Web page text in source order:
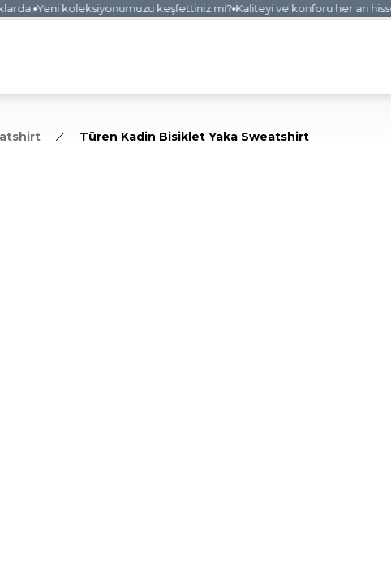
Yeni koleksiyonumuzu keşfettiniz mi? Kaliteyi ve konforu her an hisset.
Türen Kadin Bisiklet Yaka Sweatshirt